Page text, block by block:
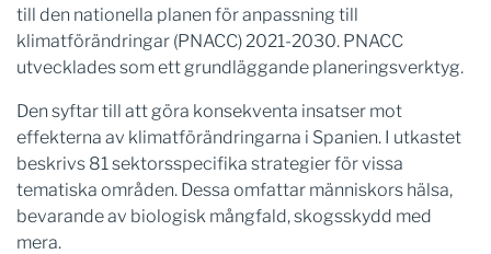
till den nationella planen för anpassning till
klimatförändringar (PNACC) 2021-2030. PNACC
utvecklades som ett grundläggande planeringsverktyg.
Den syftar till att göra konsekventa insatser mot
effekterna av klimatförändringarna i Spanien. I utkastet
beskrivs 81 sektorsspecifika strategier för vissa
tematiska områden. Dessa omfattar människors hälsa,
bevarande av biologisk mångfald, skogsskydd med
mera.